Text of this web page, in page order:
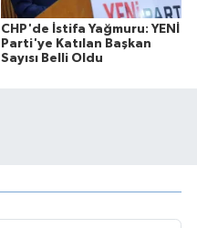
CHP'de İstifa Yağmuru: YENİ
Parti'ye Katılan Başkan
Sayısı Belli Oldu